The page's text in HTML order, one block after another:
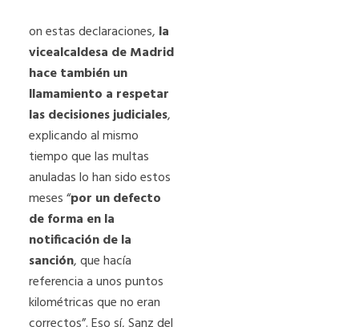
on estas declaraciones, la
vicealcaldesa de Madrid
hace también un
llamamiento a respetar
las decisiones judiciales,
explicando al mismo
tiempo que las multas
anuladas lo han sido estos
meses “por un defecto
de forma en la
notificación de la
sanción, que hacía
referencia a unos puntos
kilométricas que no eran